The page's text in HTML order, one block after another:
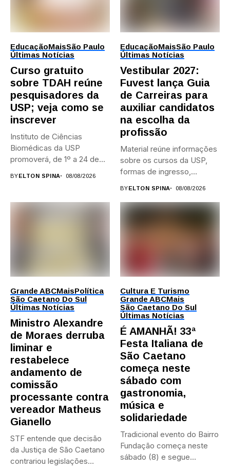
EducaçãoMaisSão Paulo
Últimas Notícias
Curso gratuito
sobre TDAH reúne
pesquisadores da
USP; veja como se
inscrever
Instituto de Ciências
Biomédicas da USP
promoverá, de 1º a 24 de...
BYELTON SPINA 08/08/2026
EducaçãoMaisSão Paulo
Últimas Notícias
Vestibular 2027:
Fuvest lança Guia
de Carreiras para
auxiliar candidatos
na escolha da
profissão
Material reúne informações
sobre os cursos da USP,
formas de ingresso,
BYELTON SPINA 08/08/2026
Grande ABCMaisPolítica
São Caetano Do Sul
Últimas Notícias
Ministro Alexandre
de Moraes derruba
liminar e
restabelece
andamento de
comissão
processante contra
vereador Matheus
Gianello
STF entende que decisão
da Justiça de São Caetano
contrariou legislações
Cultura E Turismo
Grande ABCMais
São Caetano Do Sul
Últimas Notícias
É AMANHÃ! 33ª
Festa Italiana de
São Caetano
começa neste
sábado com
gastronomia,
música e
solidariedade
Tradicional evento do Bairro
Fundação começa neste
sábado (8) e segue